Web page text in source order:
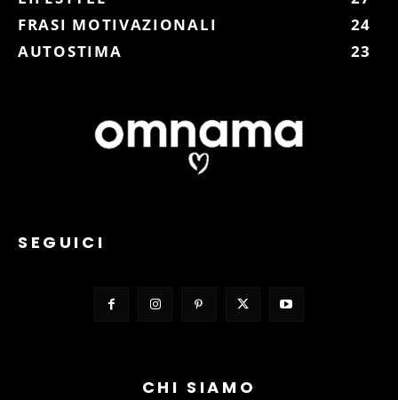
FRASI MOTIVAZIONALI
24
AUTOSTIMA
23
SEGUICI
CHI SIAMO